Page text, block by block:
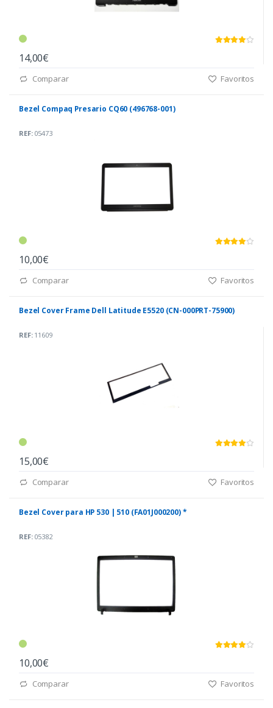
14,00€
Comparar Favoritos
Bezel Compaq Presario CQ60 (496768-001)
REF:05473
10,00€
Comparar Favoritos
Bezel Cover Frame Dell Latitude E5520 (CN-000PRT-75900)
REF:11609
15,00€
Comparar Favoritos
Bezel Cover para HP 530 | 510 (FA01J000200) *
REF:05382
10,00€
Comparar Favoritos